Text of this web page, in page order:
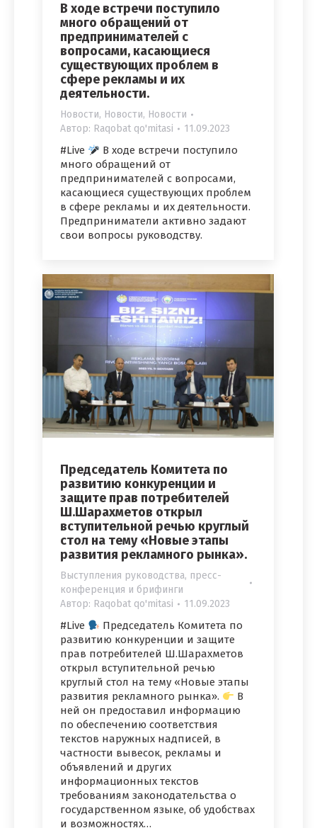
В ходе встречи поступило
много обращений от
предпринимателей с
вопросами, касающиеся
существующих проблем в
сфере рекламы и их
деятельности.
Новости, Новости, Новости
Автор: Raqobat qo'mitasi 11.09.2023
#Live
В ходе встречи поступило
много обращений от
предпринимателей с вопросами,
касающиеся существующих проблем
в сфере рекламы и их деятельности.
Предприниматели активно задают
свои вопросы руководству.
Председатель Комитета по
развитию конкуренции и
защите прав потребителей
Ш.Шарахметов открыл
вступительной речью круглый
стол на тему «Новые этапы
развития рекламного рынка».
Выступления руководства, пресс-
конференция и брифинги
Автор: Raqobat qo'mitasi 11.09.2023
#Live
Председатель Комитета по
развитию конкуренции и защите
прав потребителей Ш.Шарахметов
открыл вступительной речью
круглый стол на тему «Новые этапы
развития рекламного рынка».
В
ней он предоставил информацию
по обеспечению соответствия
текстов наружных надписей, в
частности вывесок, рекламы и
объявлений и других
информационных текстов
требованиям законодательства о
государственном языке, об удобствах
и возможностях…